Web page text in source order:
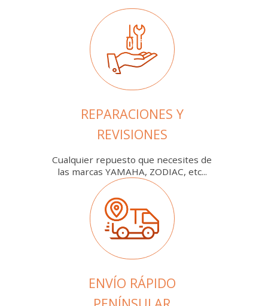
REPARACIONES Y
REVISIONES
Cualquier repuesto que necesites de
las marcas YAMAHA, ZODIAC, etc...
ENVÍO RÁPIDO